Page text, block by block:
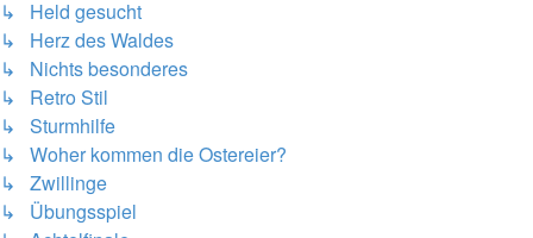
↳ Held gesucht
↳ Herz des Waldes
↳ Nichts besonderes
↳ Retro Stil
↳ Sturmhilfe
↳ Woher kommen die Ostereier?
↳ Zwillinge
↳ Übungsspiel